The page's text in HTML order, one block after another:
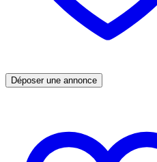
Déposer une annonce